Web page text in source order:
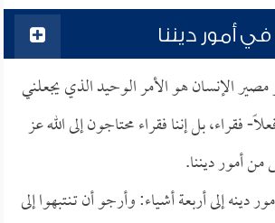
في أمور ديننا
الإنسان هو الأمر الوحيد الذي يجعلني
فقراء، بل إننا فقراء محتاجون إلى الله عز
أمور ديننا.
إلى أربعة أشياء: وأرجو أن تـنـتبهوا إلى